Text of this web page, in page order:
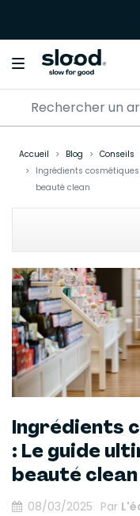
Accueil Blog
Conseils
Ingrédients
beauté clean
Ingrédients
: Le guide
beauté clean
08/03/2025 Par